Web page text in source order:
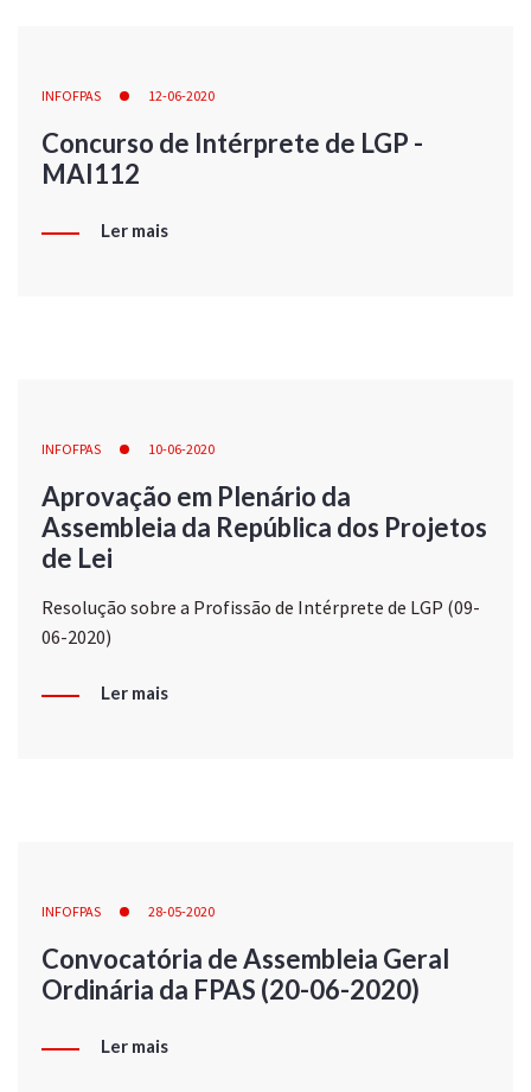
INFOFPAS 12-06-2020
Concurso de Intérprete de LGP -
MAI112
Ler mais
INFOFPAS 10-06-2020
Aprovação em Plenário da
Assembleia da República dos Projetos
de Lei
Resolução sobre a Profissão de Intérprete de LGP (09-
06-2020)
Ler mais
INFOFPAS 28-05-2020
Convocatória de Assembleia Geral
Ordinária da FPAS (20-06-2020)
Ler mais